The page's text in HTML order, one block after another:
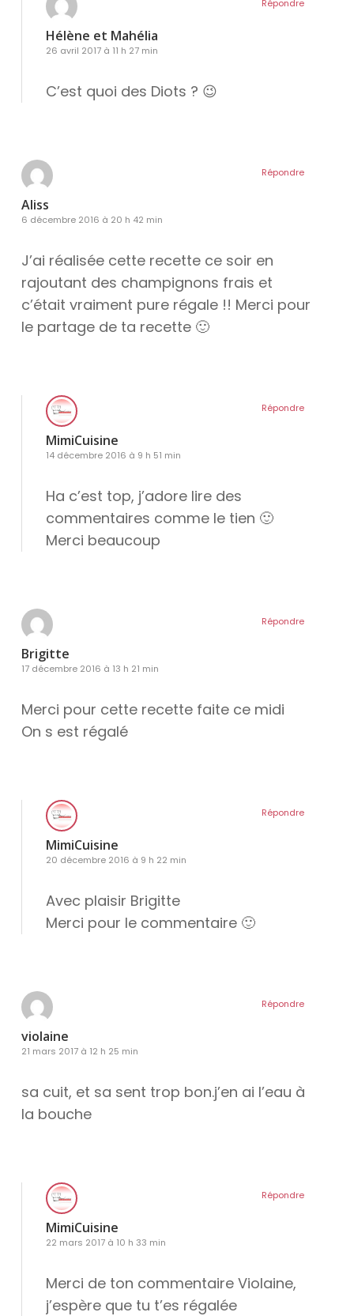
Hélène et Mahélia
26 avril 2017 à 11 h 27 min
C’est quoi des Diots ? 😉
Répondre
Aliss
6 décembre 2016 à 20 h 42 min
J’ai réalisée cette recette ce soir en
rajoutant des champignons frais et
c’était vraiment pure régale !! Merci pour
le partage de ta recette 🙂
Répondre
MimiCuisine
14 décembre 2016 à 9 h 51 min
Ha c’est top, j’adore lire des
commentaires comme le tien 🙂
Merci beaucoup
Répondre
Brigitte
17 décembre 2016 à 13 h 21 min
Merci pour cette recette faite ce midi
On s est régalé
Répondre
MimiCuisine
20 décembre 2016 à 9 h 22 min
Avec plaisir Brigitte
Merci pour le commentaire 🙂
Répondre
violaine
21 mars 2017 à 12 h 25 min
sa cuit, et sa sent trop bon.j’en ai l’eau à
la bouche
Répondre
MimiCuisine
22 mars 2017 à 10 h 33 min
Merci de ton commentaire Violaine,
j’espère que tu t’es régalée
Répondre